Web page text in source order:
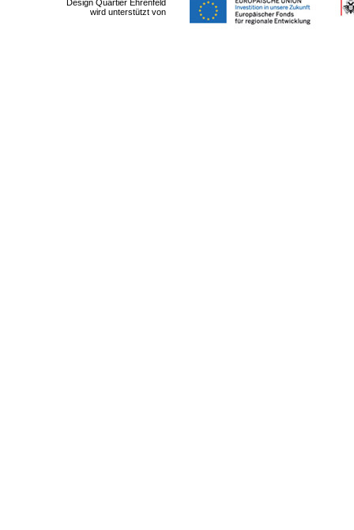
Design Quartier Ehrenfeld
wird unterstützt von